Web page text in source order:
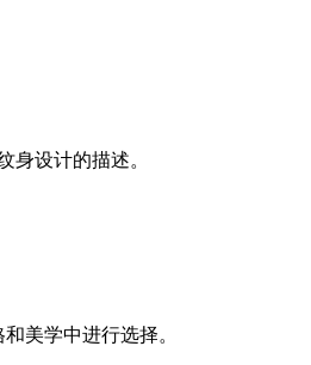
身设计的描述。
美学中进行选择。